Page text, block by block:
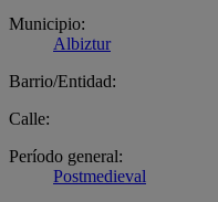
Municipio:
Albiztur
Barrio/Entidad:
Calle:
Período general:
Postmedieval